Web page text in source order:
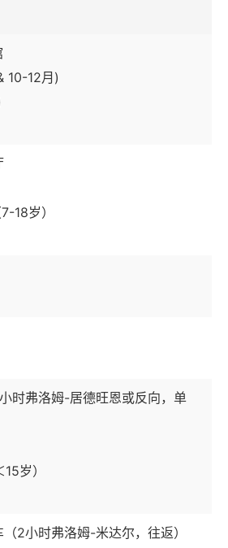
10-12月)
18岁）
时弗洛姆-居德旺恩或反向，单
岁）
2小时弗洛姆-米达尔，往返）